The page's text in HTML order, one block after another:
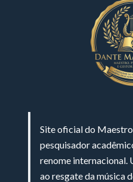
Site oficial do
pesquisador
renome internacional.
ao resgate da música